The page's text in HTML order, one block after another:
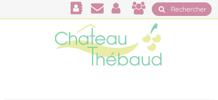
Rechercher
Panneau de gestion des cookies